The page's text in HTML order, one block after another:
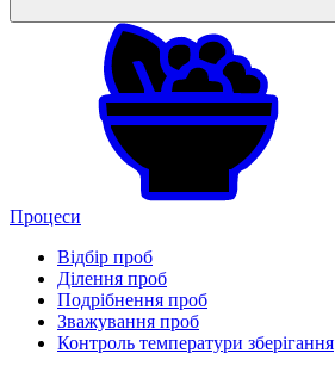
Процеси
Відбір проб
Ділення проб
Подрібнення проб
Зважування проб
Контроль температури зберігання